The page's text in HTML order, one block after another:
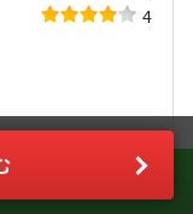
4
合わせ